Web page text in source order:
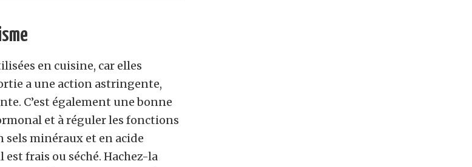
en cuisine, car elles
a une action astringente,
C’est également une bonne
et à réguler les fonctions
sels minéraux et en acide
frais ou séché. Hachez-la